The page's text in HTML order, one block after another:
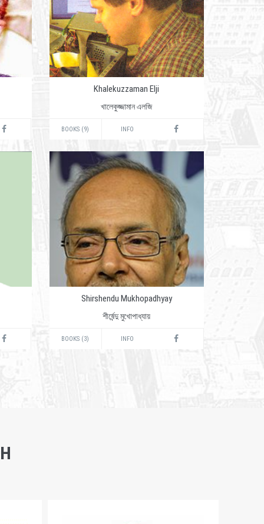
Khalekuzzaman Elji
খালেকুজ্জামান এলজি
BOOKS (9) INFO
Shirshendu Mukhopadhyay
শীর্ষেন্দু মুখোপাধ্যায়
BOOKS (3) INFO